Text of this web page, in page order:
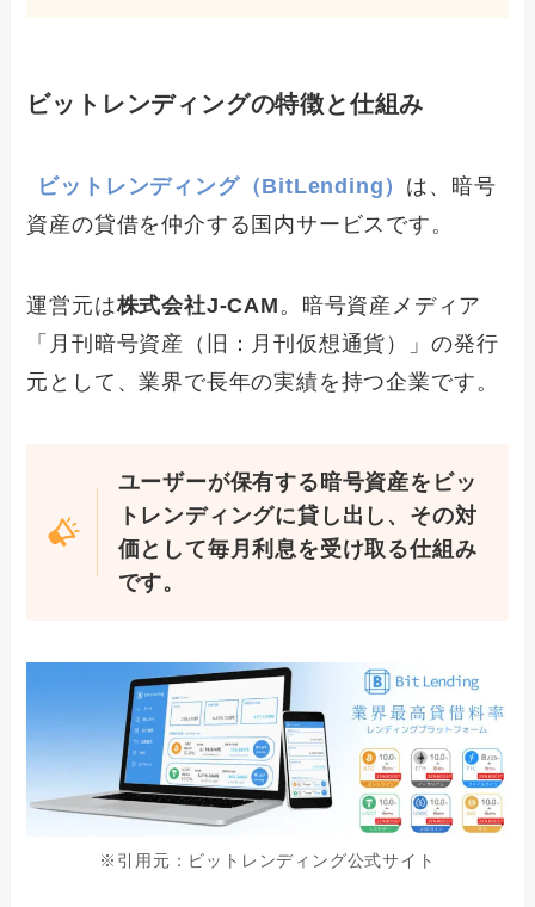
ビットレンディングの特徴と仕組み
ビットレンディング（BitLending） は、暗号
資産の貸借を仲介する国内サービスです。
運営元は株式会社J-CAM。暗号資産メディア
「月刊暗号資産（旧：月刊仮想通貨）」の発行
元として、業界で長年の実績を持つ企業です。
ユーザーが保有する暗号資産をビッ
トレンディングに貸し出し、その対
価として毎月利息を受け取る仕組み
です。
※引用元：ビットレンディング公式サイト